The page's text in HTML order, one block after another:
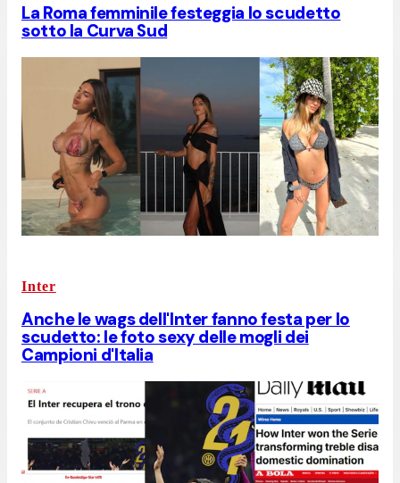
La Roma femminile festeggia lo scudetto
sotto la Curva Sud
Inter
Anche le wags dell'Inter fanno festa per lo
scudetto: le foto sexy delle mogli dei
Campioni d'Italia